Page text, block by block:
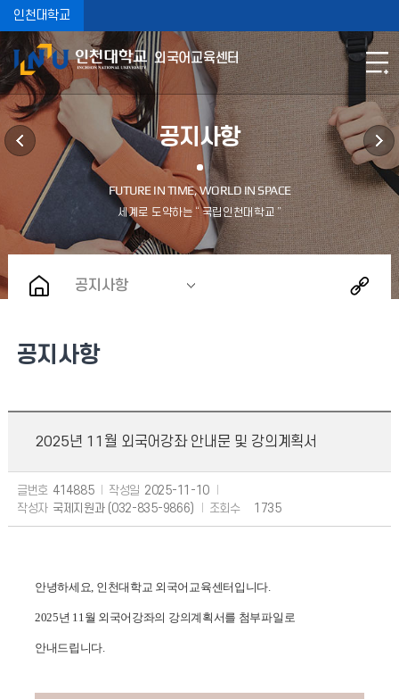
인천대학교
외국어교육센터
공지사항
공지사항
공지사항
2025년 11월 외국어강좌 안내문 및 강의계획서
글번호 414885 작성일 2025-11-10
작성자 국제지원과 (032-835-9866) 조회수 1735
안녕하세요, 인천대학교 외국어교육센터입니다.
2025년 11월 외국어강좌의 강의계획서를 첨부파일로
안내드립니다.